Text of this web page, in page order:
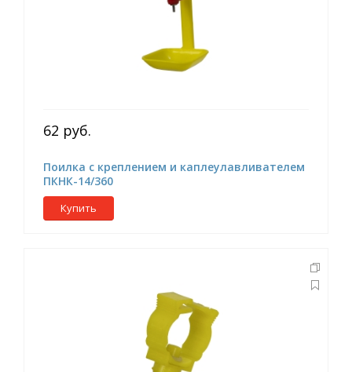
62 руб.
Поилка с креплением и каплеулавливателем
ПКНК-14/360
Купить